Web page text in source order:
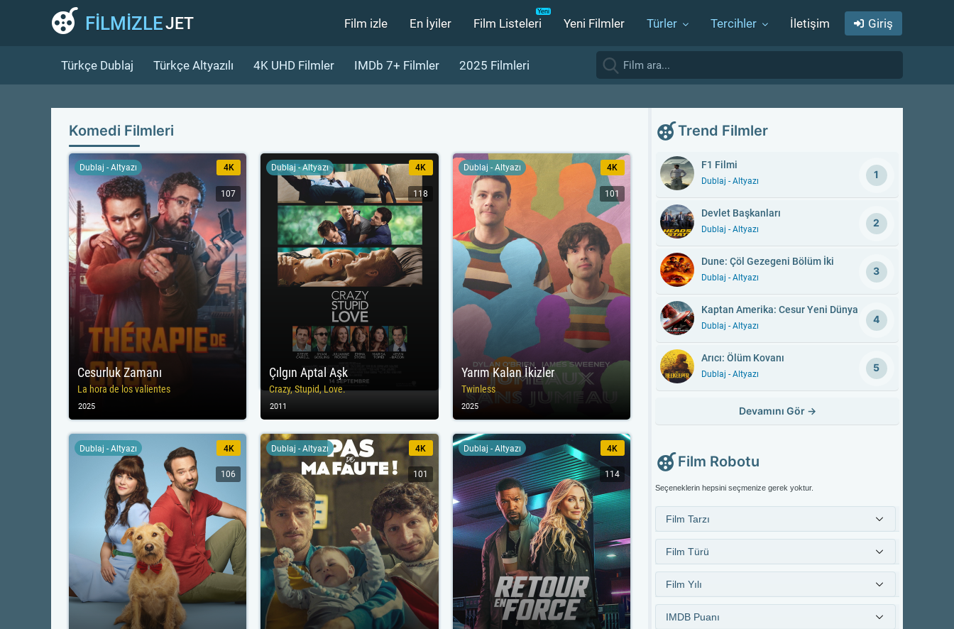
FİLMİZLEJET Film izle En İyiler Film Listeleri Yeni Filmler Türler Tercihler İletişim Giriş
Türkçe Dublaj Türkçe Altyazılı 4K UHD Filmler IMDb 7+ Filmler 2025 Filmleri
Komedi Filmleri
Cesurluk Zamanı
La hora de los valientes
Dublaj - Altyazı 4K
107
2025
Çılgın Aptal Aşk
Crazy, Stupid, Love.
Dublaj - Altyazı 4K
118
2011
Yarım Kalan İkizler
Twinless
Dublaj - Altyazı 4K
101
2025
Dublaj - Altyazı 4K
106
Dublaj - Altyazı 4K
101
Dublaj - Altyazı 4K
114
Trend Filmler
F1 Filmi
Dublaj - Altyazı
1
Devlet Başkanları
Dublaj - Altyazı
2
Dune: Çöl Gezegeni Bölüm İki
Dublaj - Altyazı
3
Kaptan Amerika: Cesur Yeni Dünya
Dublaj - Altyazı
4
Arıcı: Ölüm Kovanı
Dublaj - Altyazı
5
Devamını Gör →
Film Robotu
Seçeneklerin hepsini seçmenize gerek yoktur.